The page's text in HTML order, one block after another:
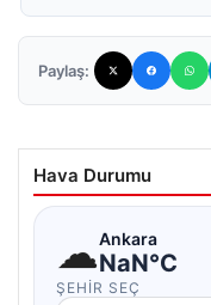
Paylaş:
Hava Durumu
☁Ankara
NaN°C
ŞEHIR SEÇ